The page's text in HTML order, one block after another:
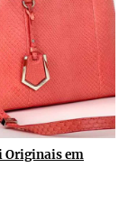
Originais em